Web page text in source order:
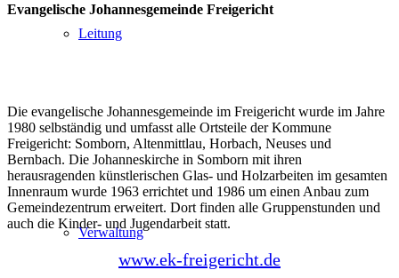
Leitung
Verwaltung
Evangelische Johannesgemeinde Freigericht
Die evangelische Johannesgemeinde im Freigericht wurde im Jahre
1980 selbständig und umfasst alle Ortsteile der Kommune
Freigericht: Somborn, Altenmittlau, Horbach, Neuses und
Bernbach. Die Johanneskirche in Somborn mit ihren
herausragenden künstlerischen Glas- und Holzarbeiten im gesamten
Innenraum wurde 1963 errichtet und 1986 um einen Anbau zum
Gemeindezentrum erweitert. Dort finden alle Gruppenstunden und
auch die Kinder- und Jugendarbeit statt.
www.ek-freigericht.de